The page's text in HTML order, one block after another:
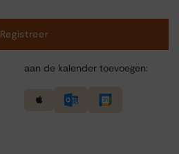
Registreer
aan de kalender toevoegen: